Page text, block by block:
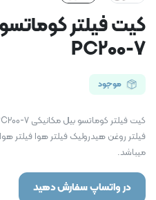
کیت فیلتر
PC200-7
موجود
فیلتر روغن هیدرولیک فیلتر هوا فیلتر
میباشد.
در واتساپ سفارش دهید